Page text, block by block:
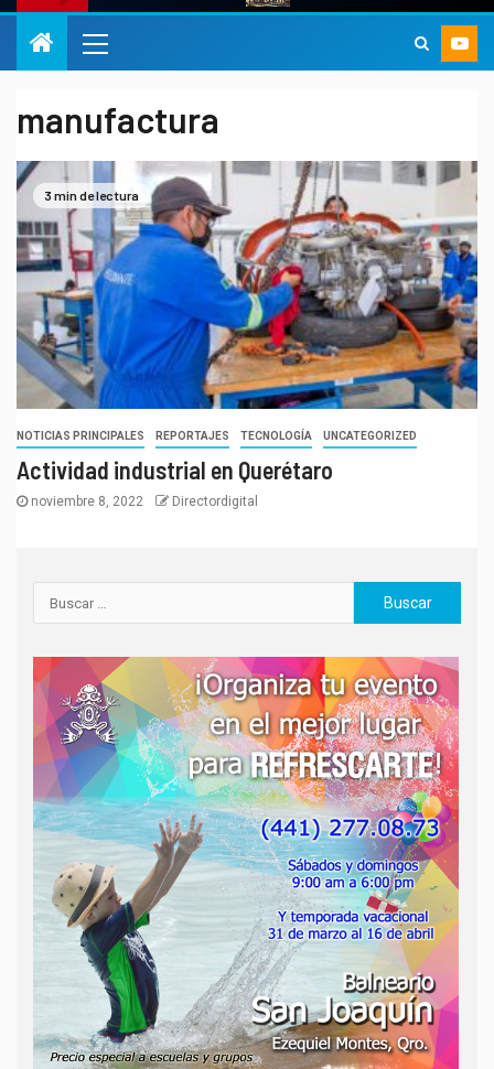
manufactura
3 min de lectura
NOTICIAS PRINCIPALES REPORTAJES TECNOLOGÍA UNCATEGORIZED
Actividad industrial en Querétaro
noviembre 8, 2022 Directordigital